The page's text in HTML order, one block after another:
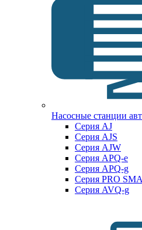
Насосные станции
Серия AJ
Серия AJS
Серия AJW
Серия APQ-e
Серия APQ-g
Серия PRO
Серия AVQ-g